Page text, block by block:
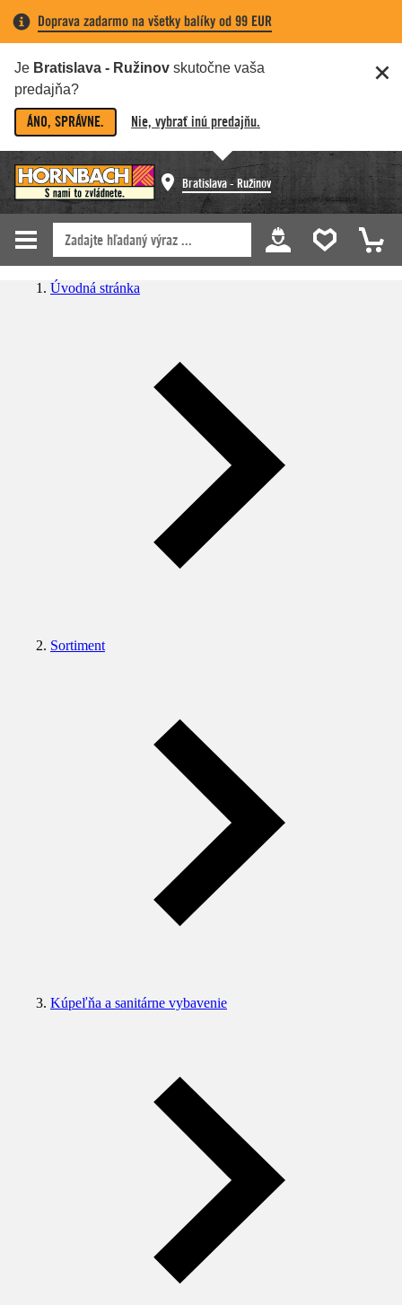
Doprava zadarmo na všetky balíky od 99 EUR
Je Bratislava - Ružinov skutočne vaša
predajňa?
ÁNO, SPRÁVNE. Nie, vybrať inú predajňu.
Bratislava - Ružinov
Úvodná stránka
Sortiment
Kúpeľňa a sanitárne vybavenie